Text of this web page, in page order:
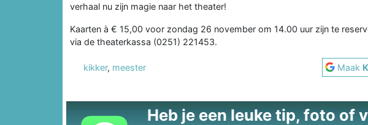
verhaal nu zijn magie naar het theater!
Kaarten à € 15,00 voor zondag 26 november om 14.00 uur zijn te
via de theaterkassa (0251) 221453.
kikker, meester Maak
Heb je een leuke tip, foto of